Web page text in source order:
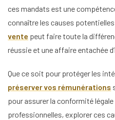
d'info
Nos
conseils
nos
conseils
Voir
tous
Devenir
3. Responsabilité
02 V. Comment éviter la
1. Bonnes
vérification
2. Formation et
ces mandats est une
connaître les causes potentielles
vente peut faire toute la
réussie et une affaire entachée
Que ce soit pour protéger les
préserver vos rémunérations
pour assurer la conformité
professionnelles, explorer ces